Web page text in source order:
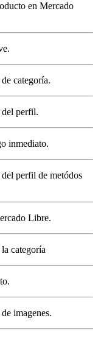
en Mercado
categoría.
perfil.
inmediato.
perfil de metódos
Libre.
categoría
imagenes.